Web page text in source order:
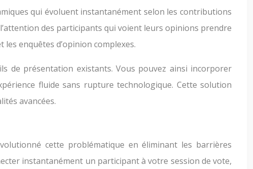
qui évoluent instantanément selon les contributions
des participants qui voient leurs opinions prendre
enquêtes d’opinion complexes.
de présentation existants. Vous pouvez ainsi incorporer
fluide sans rupture technologique. Cette solution
avancées.
cette problématique en éliminant les barrières
instantanément un participant à votre session de vote,